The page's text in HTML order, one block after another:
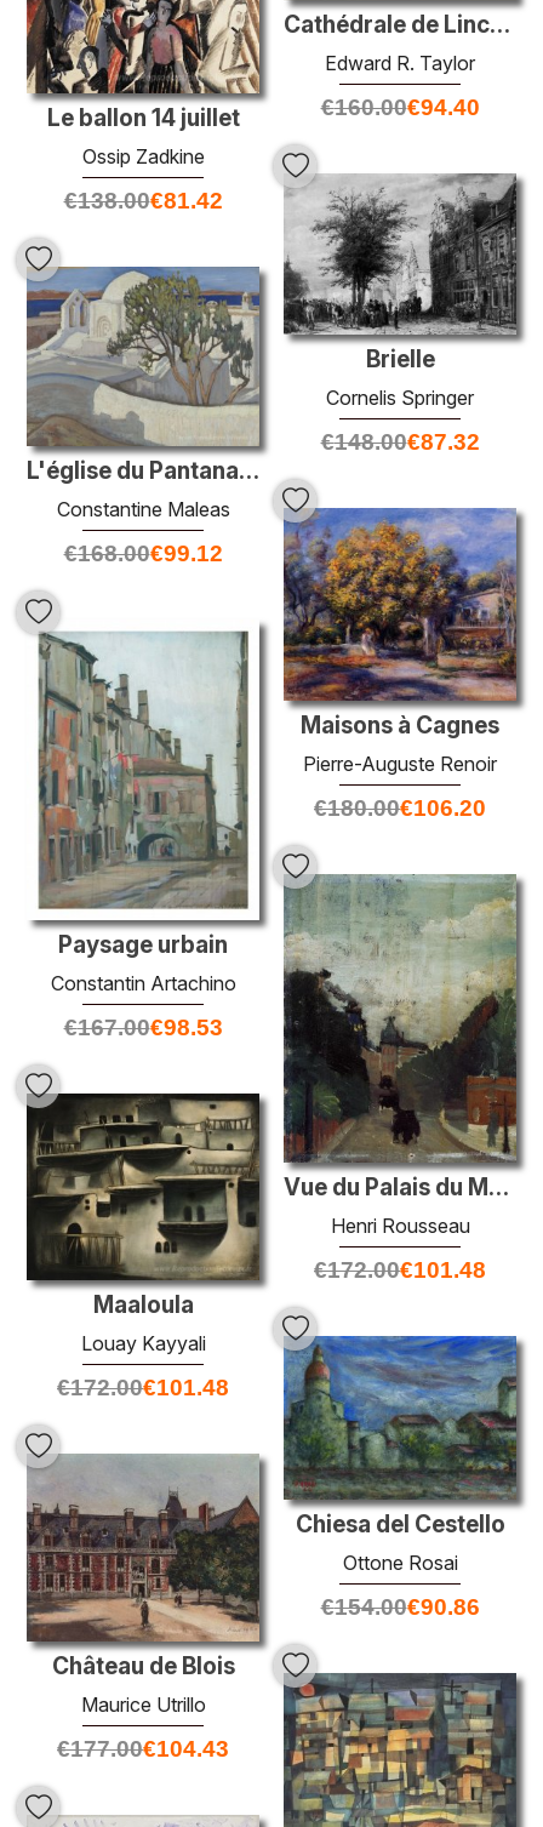
Le ballon 14 juillet
Ossip Zadkine
€138.00€81.42
Cathédrale de Lincoln, The Cloisters
Edward R. Taylor
€160.00€94.40
Brielle
Cornelis Springer
€148.00€87.32
L'église du Pantanassa, Naxos
Constantine Maleas
€168.00€99.12
Maisons à Cagnes
Pierre-Auguste Renoir
€180.00€106.20
Paysage urbain
Constantin Artachino
€167.00€98.53
Vue du Palais du Metropolitan
Henri Rousseau
€172.00€101.48
Maaloula
Louay Kayyali
€172.00€101.48
Chiesa del Cestello
Ottone Rosai
€154.00€90.86
Château de Blois
Maurice Utrillo
€177.00€104.43